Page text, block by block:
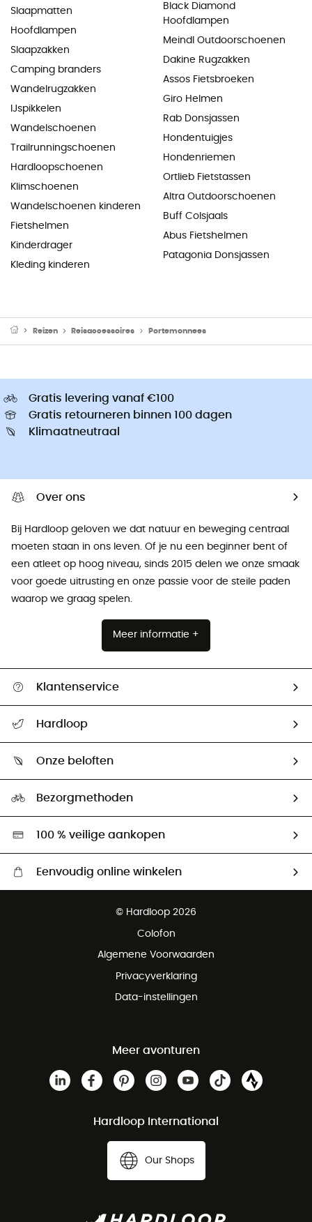
Slaapmatten
Hoofdlampen
Slaapzakken
Camping branders
Wandelrugzakken
IJspikkelen
Wandelschoenen
Trailrunningschoenen
Hardloopschoenen
Klimschoenen
Wandelschoenen kinderen
Fietshelmen
Kinderdrager
Kleding kinderen
Black Diamond
Hoofdlampen
Meindl Outdoorschoenen
Dakine Rugzakken
Assos Fietsbroeken
Giro Helmen
Rab Donsjassen
Hondentuigjes
Hondenriemen
Ortlieb Fietstassen
Altra Outdoorschoenen
Buff Colsjaals
Abus Fietshelmen
Patagonia Donsjassen
Reizen Reisaccessoires Portemonnees
Gratis levering vanaf €100
Gratis retourneren binnen 100 dagen
Klimaatneutraal
Over ons
Bij Hardloop geloven we dat natuur en beweging centraal
moeten staan ​​in ons leven. Of je nu een beginner bent of
een atleet op hoog niveau, sinds 2015 delen we onze smaak
voor goede uitrusting en onze passie voor de steile paden
waarop we graag spelen.
Meer informatie +
Klantenservice
Mijn zending volgen
Retourzendingen & Terugbetalingen
Hardloop
Ambassadeurs
Onze beloften
Hardgreen
Bezorgmethoden
100 % veilige aankopen
Eenvoudig online winkelen
Gratis retourneren binnen 100 dagen
© Hardloop 2026
Colofon
Algemene Voorwaarden
Privacyverklaring
Data-instellingen
Meer avonturen
Hardloop International
Our Shops